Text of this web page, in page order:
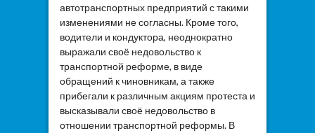
автотранспортных предприятий с такими
изменениями не согласны. Кроме того,
водители и кондуктора, неоднократно
выражали своё недовольство к
транспортной реформе, в виде
обращений к чиновникам, а также
прибегали к различным акциям протеста и
высказывали своё недовольство в
отношении транспортной реформы. В